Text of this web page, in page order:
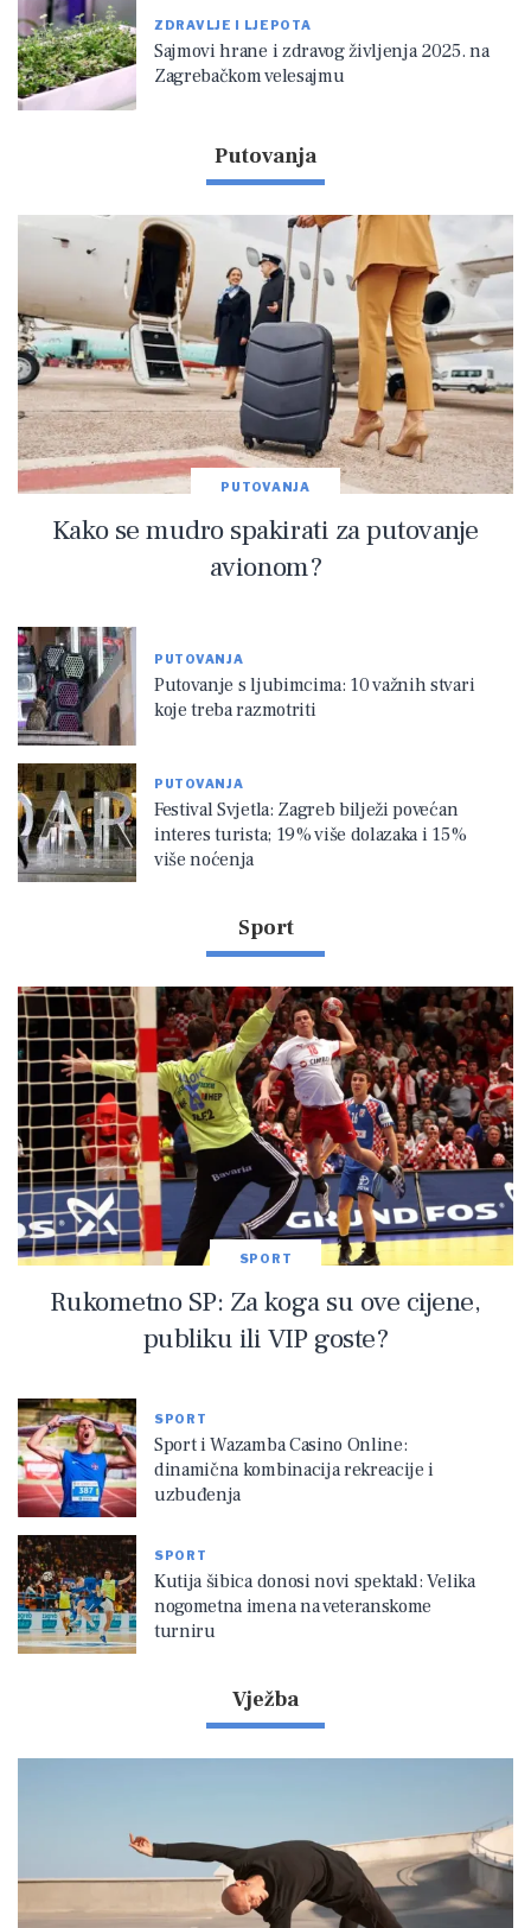
ZDRAVLJE I LJEPOTA
Sajmovi hrane i zdravog življenja 2025. na
Zagrebačkom velesajmu
Putovanja
PUTOVANJA
Kako se mudro spakirati za putovanje
avionom?
PUTOVANJA
Putovanje s ljubimcima: 10 važnih stvari
koje treba razmotriti
PUTOVANJA
Festival Svjetla: Zagreb bilježi povećan
interes turista; 19% više dolazaka i 15%
više noćenja
Sport
SPORT
Rukometno SP: Za koga su ove cijene,
publiku ili VIP goste?
SPORT
Sport i Wazamba Casino Online:
dinamična kombinacija rekreacije i
uzbuđenja
SPORT
Kutija šibica donosi novi spektakl: Velika
nogometna imena na veteranskome
turniru
Vježba